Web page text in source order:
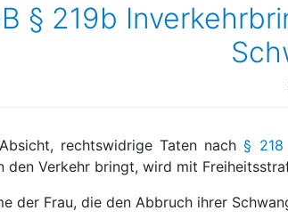
§ 219b
rechtswidrige Taten nach§ 218
den Verkehr bringt, wird mit
der Frau, die den Abbruch ihrer